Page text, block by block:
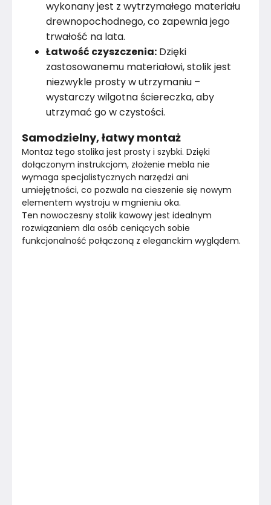
wykonany jest z wytrzymałego materiału
drewnopochodnego, co zapewnia jego
trwałość na lata.
Łatwość czyszczenia: Dzięki
zastosowanemu materiałowi, stolik jest
niezwykle prosty w utrzymaniu –
wystarczy wilgotna ściereczka, aby
utrzymać go w czystości.
Samodzielny, łatwy montaż
Montaż tego stolika jest prosty i szybki. Dzięki
dołączonym instrukcjom, złożenie mebla nie
wymaga specjalistycznych narzędzi ani
umiejętności, co pozwala na cieszenie się nowym
elementem wystroju w mgnieniu oka.
Ten nowoczesny stolik kawowy jest idealnym
rozwiązaniem dla osób ceniących sobie
funkcjonalność połączoną z eleganckim wyglądem.